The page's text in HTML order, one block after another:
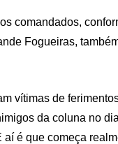
comandados,
Fogueiras,
vítimas de
da coluna no
é que começa